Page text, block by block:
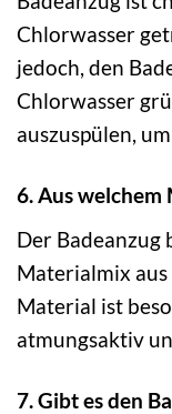
Chlorwasser
jedoch, den
Chlorwasser
auszuspülen,
6. Aus welchem
Der Badeanzug
Materialmix aus
Material ist
atmungsaktiv
7. Gibt es den